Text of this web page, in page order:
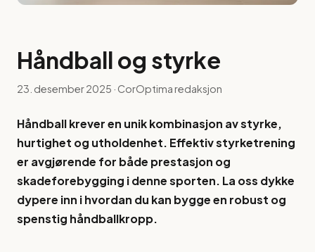
Håndball og styrke
23. desember 2025 · CorOptima redaksjon
Håndball krever en unik kombinasjon av styrke,
hurtighet og utholdenhet. Effektiv styrketrening
er avgjørende for både prestasjon og
skadeforebygging i denne sporten. La oss dykke
dypere inn i hvordan du kan bygge en robust og
spenstig håndballkropp.